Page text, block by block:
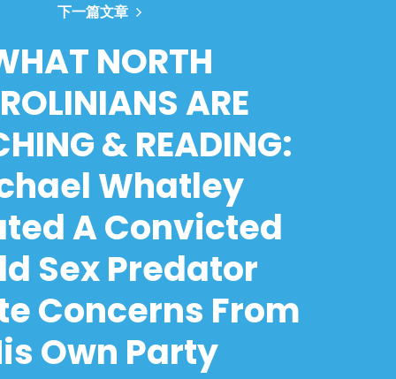
下一篇文章
NORTH
ARE
& READING:
Whatley
A Convicted
Sex Predator
Concerns From
Own Party